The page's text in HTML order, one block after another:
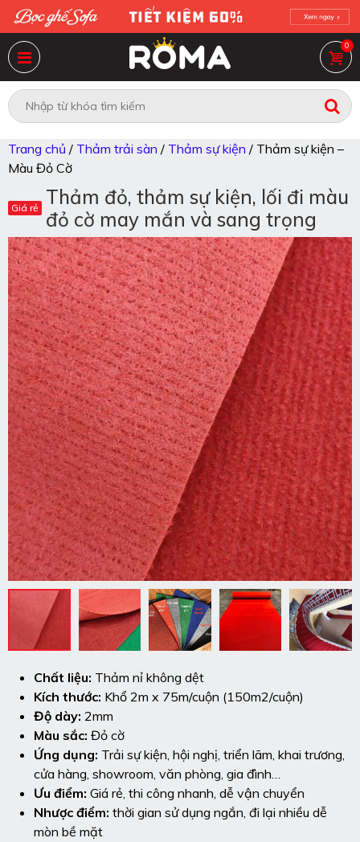
0
Trang chủ / Thảm trải sàn / Thảm sự kiện / Thảm sự kiện –
Màu Đỏ Cờ
Thảm đỏ, thảm sự kiện, lối đi màu
đỏ cờ may mắn và sang trọng
Chất liệu: Thảm nỉ không dệt
Kích thước: Khổ 2m x 75m/cuộn (150m2/cuộn)
Độ dày: 2mm
Màu sắc: Đỏ cờ
Ứng dụng: Trải sự kiện, hội nghị, triển lãm, khai trương,
cửa hàng, showroom, văn phòng, gia đình…
Ưu điểm: Giá rẻ, thi công nhanh, dễ vận chuyển
Nhược điểm: thời gian sử dụng ngắn, đi lại nhiều dễ
mòn bề mặt